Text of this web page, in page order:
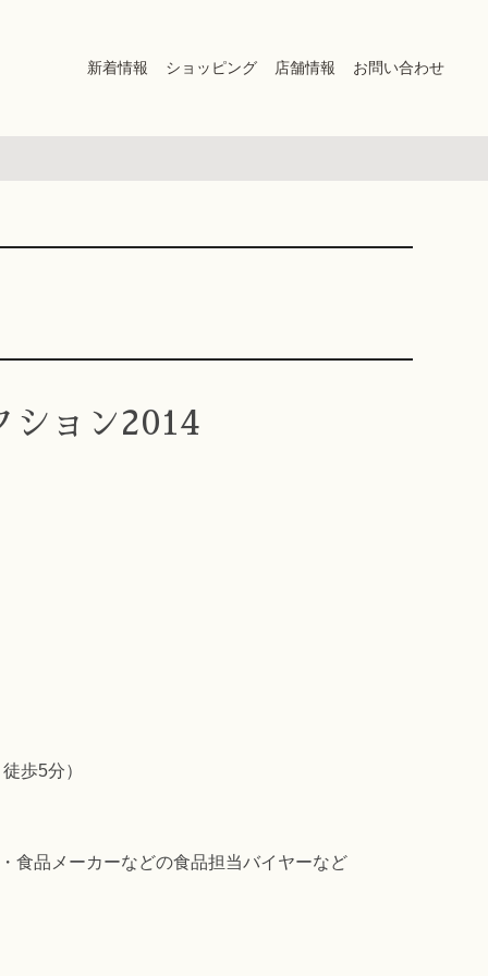
新着情報 ショッピング 店舗情報 お問い合わせ
ション2014
歩5分）
・食品メーカーなどの食品担当バイヤーなど